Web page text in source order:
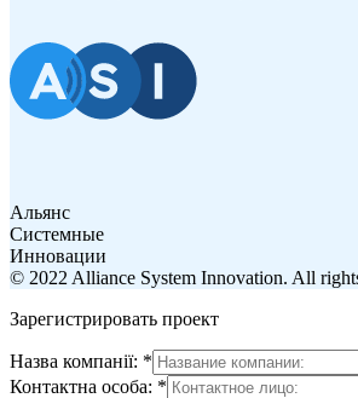
Альянс
Системные
Инновации
© 2022 Alliance System Innovation. All
Зарегистрировать проект
Назва компанії: *
Контактна особа: *